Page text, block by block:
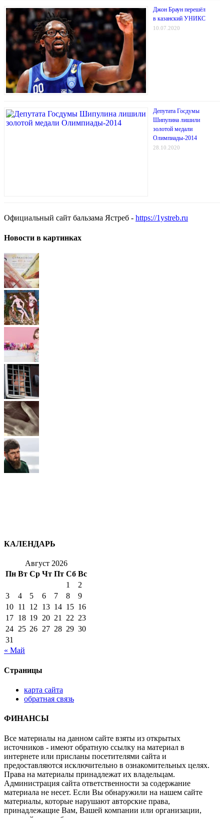
Джон Браун перешёл
в казанский УНИКС
10.07.2020
Депутата Госдумы
Шипулина лишили
золотой медали
Олимпиады-2014
28.10.2020
Официальный сайт бальзама Ястреб - https://1ystreb.ru
Новости в картинках
КАЛЕНДАРЬ
Август 2026
Пн Вт Ср Чт Пт Сб Вс
1
2
3
4 5 6 7 8
9
10 11 12 13 14 15 16
17 18 19 20 21 22 23
24 25 26 27 28 29 30
31
« Май
Страницы
карта сайта
обратная связь
ФИНАНСЫ
Все материалы на данном сайте взяты из открытых
источников - имеют обратную ссылку на материал в
интернете или присланы посетителями сайта и
предоставляются исключительно в ознакомительных целях.
Права на материалы принадлежат их владельцам.
Администрация сайта ответственности за содержание
материала не несет. Если Вы обнаружили на нашем сайте
материалы, которые нарушают авторские права,
принадлежащие Вам, Вашей компании или организации,